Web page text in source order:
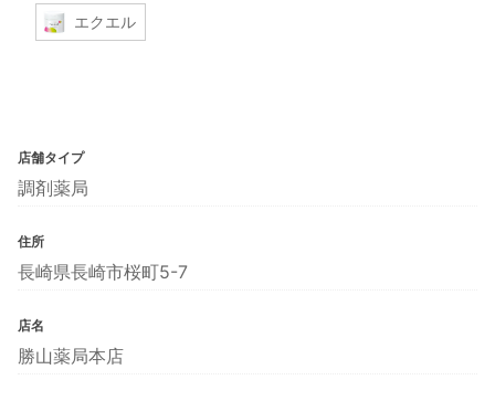
エクエル
店舗タイプ
調剤薬局
住所
長崎県長崎市桜町5-7
店名
勝山薬局本店